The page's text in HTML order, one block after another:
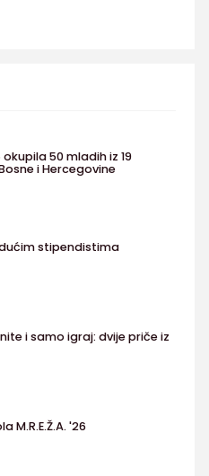
okupila 50 mladih iz 19
i Hercegovine
stipendistima
i samo igraj: dvije priče iz
M.R.E.Ž.A. '26